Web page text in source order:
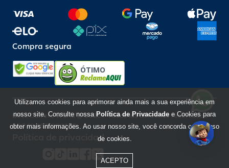
Compra segura
ÓTIMO
Beto Carrero World @ 2026 / Todos los derechos reservados
85.248.987/0001-10
Política de privacidad
Utilizamos cookies para aprimorar ainda mais a sua experiência em
nosso site. Consulte nossa Política de Privacidade e Cookies para
obter mais informações. Ao usar nosso site, você concorda com o uso
de cookies.
ACEPTO